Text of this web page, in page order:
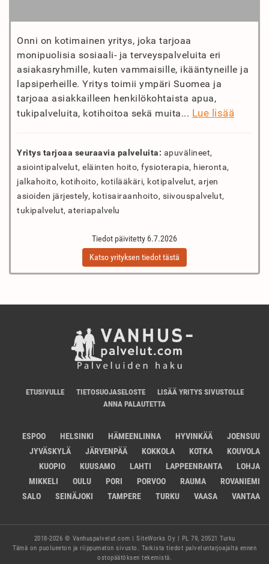
Onni on kotimainen yritys, joka tarjoaa
monipuolisia sosiaali- ja terveyspalveluita eri
asiakasryhmille, kuten vammaisille, ikääntyneille ja
lapsiperheille. Yritys toimii ympäri Suomea ja
tarjoaa asiakkailleen henkilökohtaista apua,
tukipalveluita, kotihoitoa sekä muita... Lue lisää
Yritys tarjoaa seuraavia palveluita: apuvälineet,
asiointipalvelut, eläinten hoito, fysioterapia, hieronta,
jalkahoito, kotihoito, kotilääkäri, kotipalvelut, arjen
asioiden järjestely, kotisairaanhoito, siivouspalvelut,
tukipalvelut, ateriapalvelu
Tiedot päivitetty 6.7.2026
Katso yrityksen tiedot tästä
ETUSIVULLE TIETOSUOJASELOSTE
LISÄÄ YRITYS SIVUSTOLLE
ANNA PALAUTETTA
ESPOO HELSINKI HÄMEENLINNA HYVINKÄÄ
JOENSUU
JYVÄSKYLÄ
JÄRVENPÄÄ KOKKOLA KOTKA
KOUVOLA
KUOPIO
KUUSAMO LAHTI LAPPEENRANTA
LOHJA
MIKKELI
OULU PORI PORVOO RAUMA
ROVANIEMI
SALO
SEINÄJOKI TAMPERE TURKU VAASA VANTAA
2018-2026 © Vanhuspalvelut.com | SiteWorks Oy | PL 79, 20521 Turku
Tämä on puolueeton ja riippumaton sivusto. Tarkista tiedot palveluntarjoajalta ennen
ostopäätöksen tekemistä.